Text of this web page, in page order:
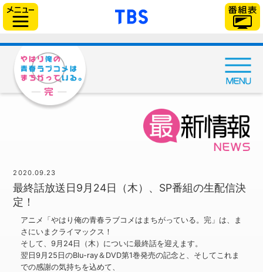
「TBSテレビ」トップ
2020.09.23
最終話放送日9月24日（木）、SP番組の生配信決
定！
アニメ「やはり俺の青春ラブコメはまちがっている。完」は、ま
さにいまクライマックス！
そして、9月24日（木）についに最終話を迎えます。
翌日9月25日のBlu-ray＆DVD第1巻発売の記念と、そしてこれま
での感謝の気持ちを込めて、